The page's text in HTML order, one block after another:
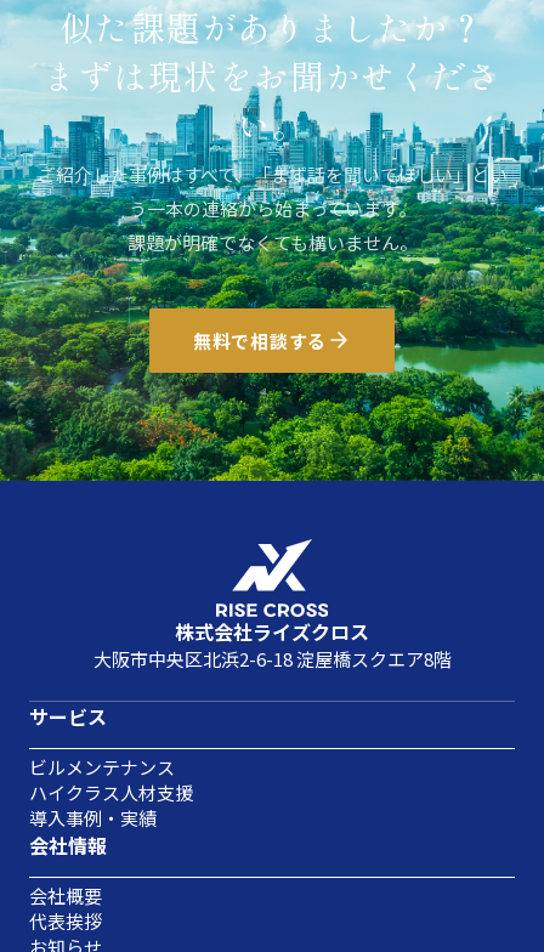
似た課題がありましたか？
まずは現状をお聞かせくださ
い。
ご紹介した事例はすべて、「まず話を聞いてほしい」とい
う一本の連絡から始まっています。
課題が明確でなくても構いません。
無料で相談する
株式会社ライズクロス
大阪市中央区北浜2-6-18 淀屋橋スクエア8階
サービス
ビルメンテナンス
ハイクラス人材支援
導入事例・実績
会社情報
会社概要
代表挨拶
お知らせ